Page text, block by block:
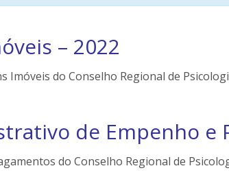
– 2022
Imóveis do Conselho Regional de
de Empenho e
do Conselho Regional de